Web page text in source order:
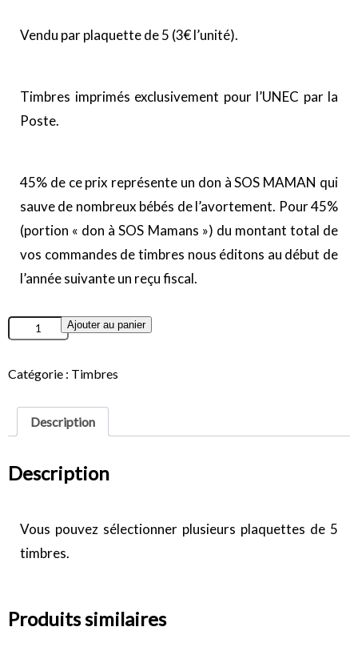
Vendu par plaquette de 5 (3€ l’unité).
Timbres imprimés exclusivement pour l’UNEC par la
Poste.
45% de ce prix représente un don à SOS MAMAN qui
sauve de nombreux bébés de l’avortement. Pour 45%
(portion « don à SOS Mamans ») du montant total de
vos commandes de timbres nous éditons au début de
l’année suivante un reçu fiscal.
Ajouter au panier
Catégorie : Timbres
Description
Description
Vous pouvez sélectionner plusieurs plaquettes de 5
timbres.
Produits similaires